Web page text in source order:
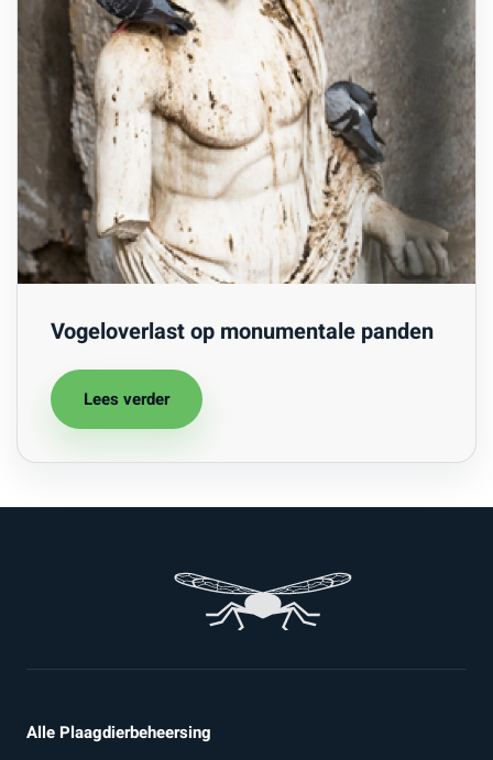
Vogeloverlast op monumentale panden
Lees verder
Alle Plaagdierbeheersing